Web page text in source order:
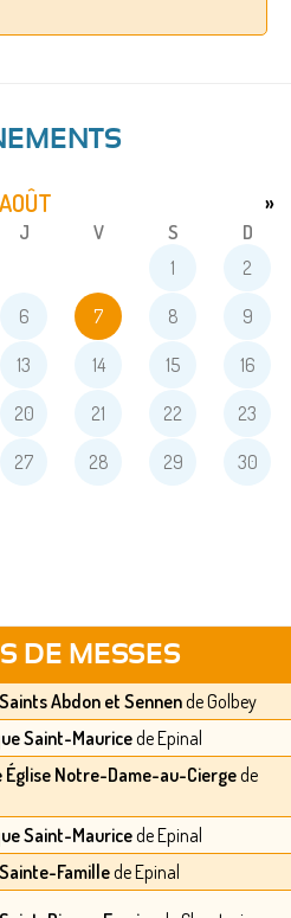
AOÛT »
J V S
D
1
2
6 7 8 9
13 14 15 16
20 21 22 23
27 28 29 30
DE MESSES
Abdon et Sennende Golbey
Saint-Mauricede Epinal
Église Notre-Dame-au-Ciergede
Saint-Mauricede Epinal
Famillede Epinal